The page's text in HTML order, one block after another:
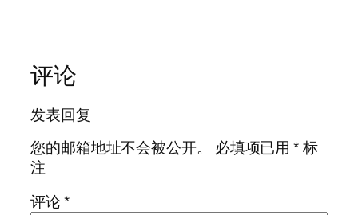
评论
发表回复
您的邮箱地址不会被公开。
必填项已用*标
注
评论*